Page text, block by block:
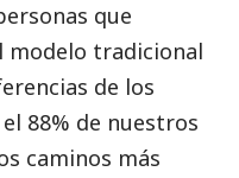
que
modelo tradicional
de los
88% de nuestros
caminos más